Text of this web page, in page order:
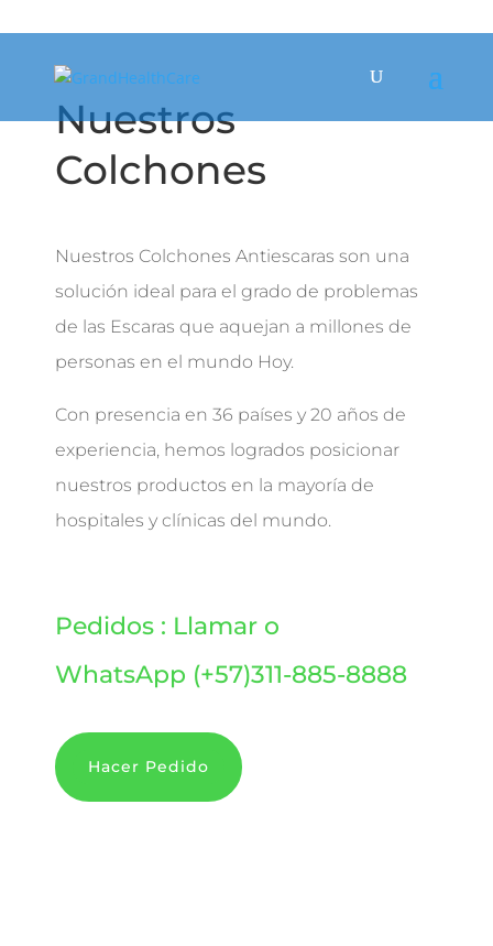
Nuestros
Colchones
Nuestros Colchones Antiescaras son una
solución ideal para el grado de problemas
de las Escaras que aquejan a millones de
personas en el mundo Hoy.
Con presencia en 36 países y 20 años de
experiencia, hemos logrados posicionar
nuestros productos en la mayoría de
hospitales y clínicas del mundo.
Pedidos : Llamar o
WhatsApp (+57)311-885-8888
Hacer Pedido